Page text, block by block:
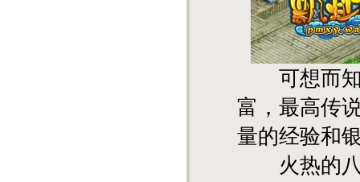
可想而知
富，最高传
量的经验和
火热的八